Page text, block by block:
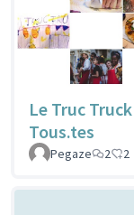
Le Truc
Tous.tes
Pegaze
2 2